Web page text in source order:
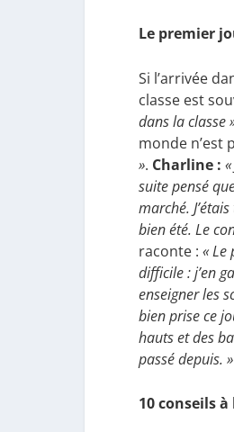
Le premier
Si l’arrivée
classe est
dans la classe
monde n’est
». Charline :
suite pensé
marché.
bien été. Le
raconte : « Le
difficile : j’en
enseigner les
bien prise ce
hauts et des
passé depuis. »
10 conseils